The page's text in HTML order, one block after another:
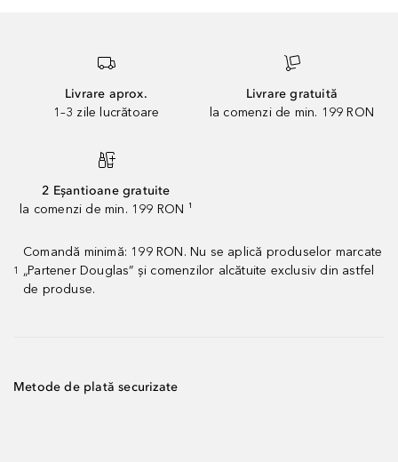
Livrare aprox.
1–3 zile lucrătoare
Livrare gratuită
la comenzi de min. 199 RON
2 Eșantioane gratuite
la comenzi de min. 199 RON ¹
1
Comandă minimă: 199 RON. Nu se aplică produselor marcate
„Partener Douglas” și comenzilor alcătuite exclusiv din astfel
de produse.
Metode de plată securizate